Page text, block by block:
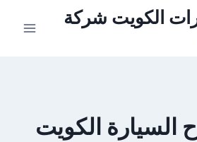
الكويت شركة
السيارة الكويت